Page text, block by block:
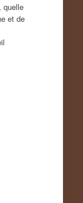
quelle
et de